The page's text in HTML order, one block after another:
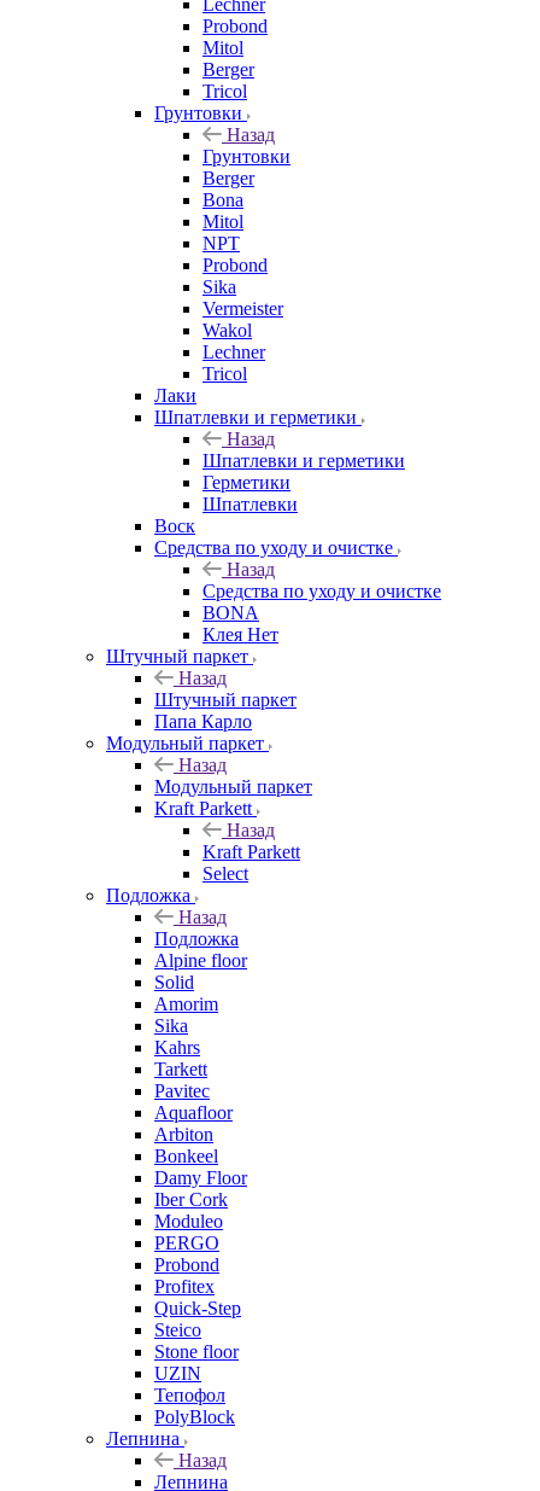
Lechner
Probond
Mitol
Berger
Tricol
Грунтовки
Назад
Грунтовки
Berger
Bona
Mitol
NPT
Probond
Sika
Vermeister
Wakol
Lechner
Tricol
Лаки
Шпатлевки и герметики
Назад
Шпатлевки и герметики
Герметики
Шпатлевки
Воск
Средства по уходу и очистке
Назад
Средства по уходу и очистке
BONA
Клея Нет
Штучный паркет
Назад
Штучный паркет
Папа Карло
Модульный паркет
Назад
Модульный паркет
Kraft Parkett
Назад
Kraft Parkett
Select
Подложка
Назад
Подложка
Alpine floor
Solid
Amorim
Sika
Kahrs
Tarkett
Pavitec
Aquafloor
Arbiton
Bonkeel
Damy Floor
Iber Cork
Moduleo
PERGO
Probond
Profitex
Quick-Step
Steico
Stone floor
UZIN
Тепофол
PolyBlock
Лепнина
Назад
Лепнина